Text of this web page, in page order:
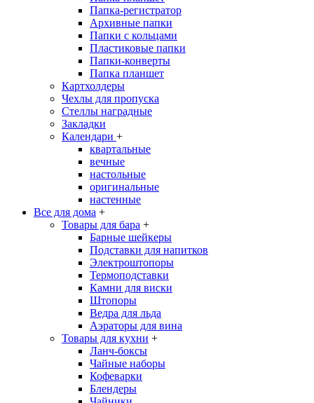
Папка-регистратор
Архивные папки
Папки с кольцами
Пластиковые папки
Папки-конверты
Папка планшет
Картхолдеры
Чехлы для пропуска
Стеллы наградные
Закладки
Календари +
квартальные
вечные
настольные
оригинальные
настенные
Все для дома +
Товары для бара +
Барные шейкеры
Подставки для напитков
Электроштопоры
Термоподставки
Камни для виски
Штопоры
Ведра для льда
Аэраторы для вина
Товары для кухни +
Ланч-боксы
Чайные наборы
Кофеварки
Блендеры